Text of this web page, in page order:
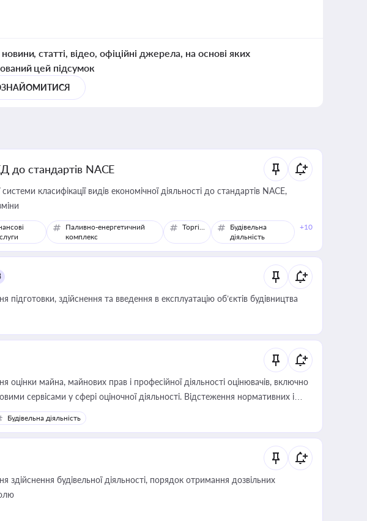
статті, відео, офіційні джерела, на основі яких
цей підсумок
до стандартів NACE
класифікації видів економічної діяльності до стандартів NACE,
Паливно-енергетичний
комплекс
Торгівля
Будівельна
діяльність
+10
здійснення та введення в експлуатацію об’єктів будівництва
оцінки майна, майнових прав і професійної діяльності оцінювачів, включно
сервісами у сфері оціночної діяльності. Відстеження нормативних і
керівника, юриста або бухгалтера під час оподаткування,
угод і перевірки статусу суб'єктів оціночної діяльності
Будівельна діяльність
здійснення будівельної діяльності, порядок отримання дозвільних